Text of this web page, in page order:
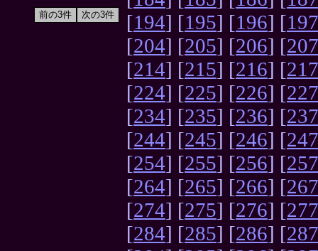
[194] [195] [196] [197
[204] [205] [206] [207
[214] [215] [216] [217
[224] [225] [226] [227
[234] [235] [236] [237
[244] [245] [246] [247
[254] [255] [256] [257
[264] [265] [266] [267
[274] [275] [276] [277
[284] [285] [286] [287